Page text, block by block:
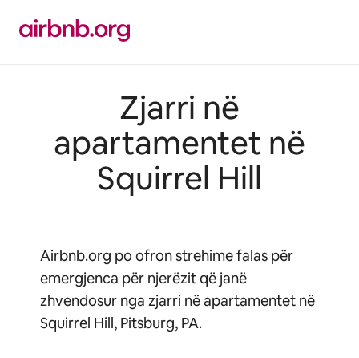
përmbajtja
Zjarri në
apartamentet në
Squirrel Hill
Airbnb.org po ofron strehime falas për
emergjenca për njerëzit që janë
zhvendosur nga zjarri në apartamentet në
Squirrel Hill, Pitsburg, PA.